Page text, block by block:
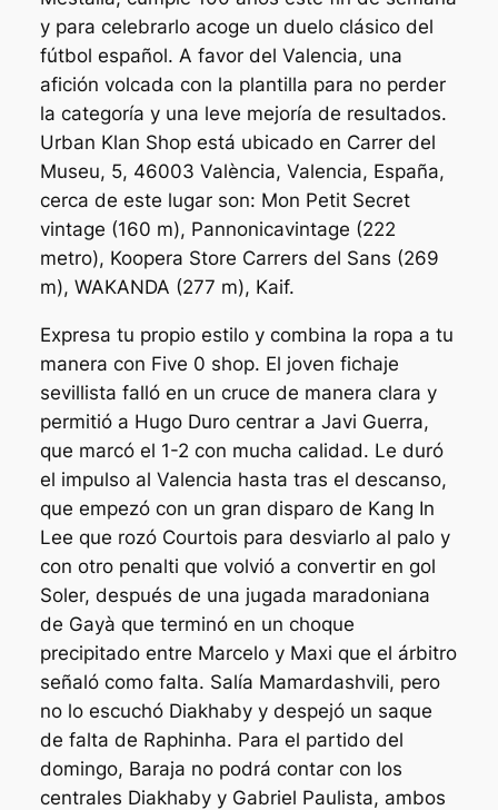
y para celebrarlo acoge un duelo clásico del
fútbol español. A favor del Valencia, una
afición volcada con la plantilla para no perder
la categoría y una leve mejoría de resultados.
Urban Klan Shop está ubicado en Carrer del
Museu, 5, 46003 València, Valencia, España,
cerca de este lugar son: Mon Petit Secret
vintage (160 m), Pannonicavintage (222
metro), Koopera Store Carrers del Sans (269
m), WAKANDA (277 m), Kaif.
Expresa tu propio estilo y combina la ropa a tu
manera con Five 0 shop. El joven fichaje
sevillista falló en un cruce de manera clara y
permitió a Hugo Duro centrar a Javi Guerra,
que marcó el 1-2 con mucha calidad. Le duró
el impulso al Valencia hasta tras el descanso,
que empezó con un gran disparo de Kang In
Lee que rozó Courtois para desviarlo al palo y
con otro penalti que volvió a convertir en gol
Soler, después de una jugada maradoniana
de Gayà que terminó en un choque
precipitado entre Marcelo y Maxi que el árbitro
señaló como falta. Salía Mamardashvili, pero
no lo escuchó Diakhaby y despejó un saque
de falta de Raphinha. Para el partido del
domingo, Baraja no podrá contar con los
centrales Diakhaby y Gabriel Paulista, ambos